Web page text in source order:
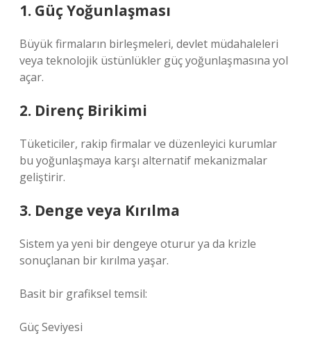
1. Güç Yoğunlaşması
Büyük firmaların birleşmeleri, devlet müdahaleleri
veya teknolojik üstünlükler güç yoğunlaşmasına yol
açar.
2. Direnç Birikimi
Tüketiciler, rakip firmalar ve düzenleyici kurumlar
bu yoğunlaşmaya karşı alternatif mekanizmalar
geliştirir.
3. Denge veya Kırılma
Sistem ya yeni bir dengeye oturur ya da krizle
sonuçlanan bir kırılma yaşar.
Basit bir grafiksel temsil:
Güç Seviyesi